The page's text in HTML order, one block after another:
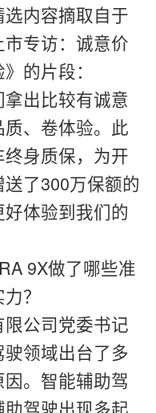
选内容摘取自于
市专访：诚意价
的片段：
出比较有诚意
、卷体验。此
身质保，为开
了300万保额的
体验到我们的
9X做了哪些准
？
公司党委书记
领域出台了多
。智能辅助驾
驾驶出现多起